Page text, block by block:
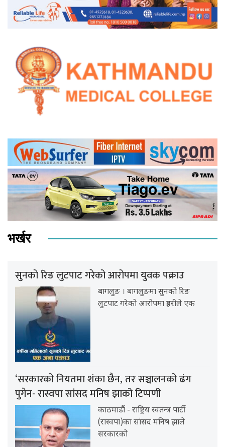
भर्खर
सुनको रिङ लुटपाट गरेको आरोपमा युवक पक्राउ
बागलुङ । बागलुङमा सुनको रिङ
लुटपाट गरेको आरोपमा प्रहरीले एक
‘सरकारको नियतमा शंका छैन, तर सञ्चालनको ढंग
पुगेन- रास्वपा सांसद मनिष झाको टिप्पणी
काठमाडौं - राष्ट्रिय स्वतन्त्र पार्टी
(रास्वपा)का सांसद मनिष झाले
सरकारको